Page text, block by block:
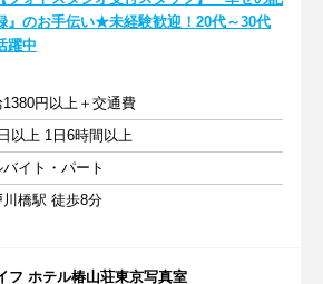
』のお手伝い★未経験歓迎！20代～30代
躍中
1380円以上＋交通費
以上 1日6時間以上
バイト・パート
川橋駅 徒歩8分
フ ホテル椿山荘東京写真室